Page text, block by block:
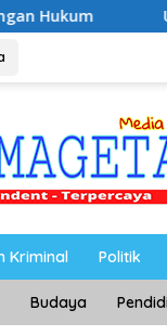
UNESA Gelar
Kriminal Politik
Budaya